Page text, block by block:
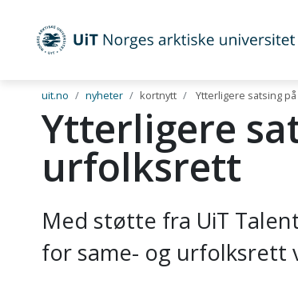
Gå til hovedinnhold
UiT Norges arktiske universitet
uit.no nyheter kortnytt Ytterligere satsing
Ytterligere
urfolksrett
Med støtte fra UiT
for same- og urfolksrett